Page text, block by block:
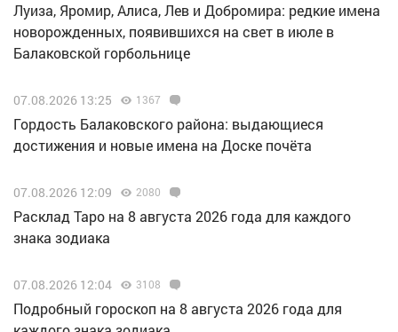
Луиза, Яромир, Алиса, Лев и Добромира: редкие имена
новорожденных, появившихся на свет в июле в
Балаковской горбольнице
07.08.2026 13:25 1367
Гордость Балаковского района: выдающиеся
достижения и новые имена на Доске почёта
07.08.2026 12:09 2080
Расклад Таро на 8 августа 2026 года для каждого
знака зодиака
07.08.2026 12:04 3108
Подробный гороскоп на 8 августа 2026 года для